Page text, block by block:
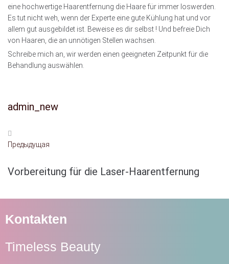
eine hochwertige Haarentfernung die Haare für immer loswerden.
Es tut nicht weh, wenn der Experte eine gute Kühlung hat und vor
allem gut ausgebildet ist. Beweise es dir selbst ! Und befreie Dich
von Haaren, die an unnötigen Stellen wachsen.
Schreibe mich an, wir werden einen geeigneten Zeitpunkt für die
Behandlung auswählen.
admin_new
Предыдущая
Vorbereitung für die Laser-Haarentfernung
Kontakten
Timeless Beauty